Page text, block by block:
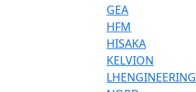
GEA
HFM
HISAKA
KELVION
LHENGINEERING